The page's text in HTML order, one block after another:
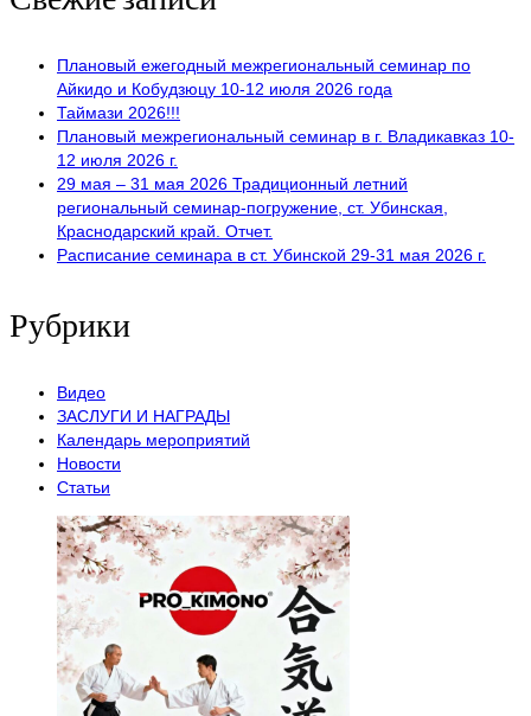
Плановый ежегодный межрегиональный семинар по
Айкидо и Кобудзюцу 10-12 июля 2026 года
Таймази 2026!!!
Плановый межрегиональный семинар в г. Владикавказ 10-
12 июля 2026 г.
29 мая – 31 мая 2026 Традиционный летний
региональный семинар-погружение, ст. Убинская,
Краснодарский край. Отчет.
Расписание семинара в ст. Убинской 29-31 мая 2026 г.
Рубрики
Видео
ЗАСЛУГИ И НАГРАДЫ
Календарь мероприятий
Новости
Статьи